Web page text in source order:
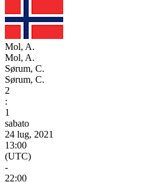
Mol, A.
Mol, A.
Sørum, C.
Sørum, C.
2
:
1
sabato
24 lug, 2021
13:00
(UTC)
-
22:00